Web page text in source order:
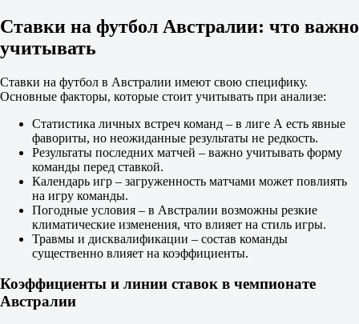
1.90
Тотал
Б
М
2.5
1.72
2.00
Обе забьют
1.60
2.20
ИТ 2
Б
М
Ставки на футбол Австралии: что важно
учитывать
Ставки на футбол в Австралии имеют свою специфику.
Основные факторы, которые стоит учитывать при анализе:
Статистика личных встреч команд – в лиге А есть явные
фавориты, но неожиданные результаты не редкость.
Результаты последних матчей – важно учитывать форму
команды перед ставкой.
Календарь игр – загруженность матчами может повлиять
на игру команды.
Погодные условия – в Австралии возможны резкие
климатические изменения, что влияет на стиль игры.
Травмы и дисквалификации – состав команды
существенно влияет на коэффициенты.
Коэффициенты и линии ставок в чемпионате
Австралии